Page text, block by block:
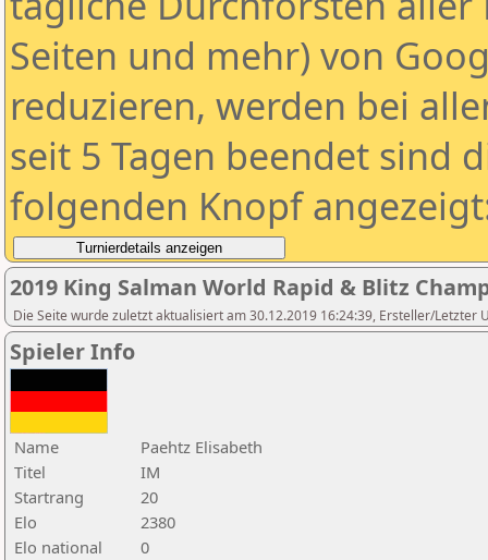
Seiten und mehr) von
reduzieren, werden bei
seit 5 Tagen beendet sind
folgenden Knopf
2019 King Salman World Rapid & Blitz
Die Seite wurde zuletzt aktualisiert am 30.12.2019 16:24:39, Ersteller/Letzter
Spieler Info
Name
Paehtz Elisabeth
Titel
IM
Startrang
20
Elo
2380
Elo national
0